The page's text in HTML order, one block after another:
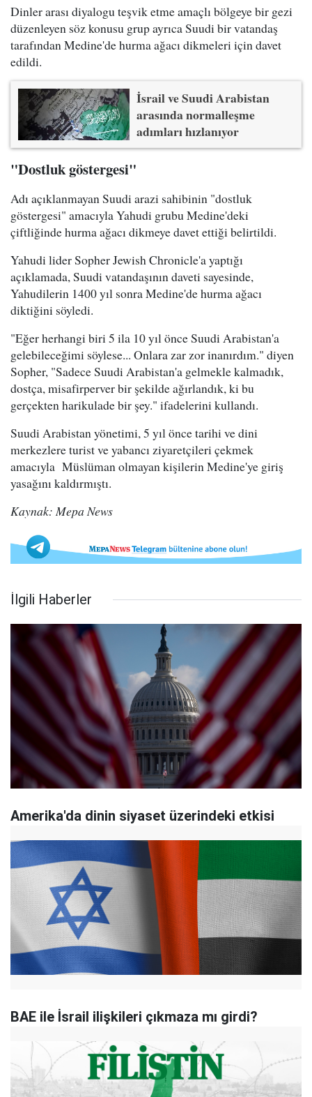
Dinler arası diyalogu teşvik etme amaçlı bölgeye bir gezi
düzenleyen söz konusu grup ayrıca Suudi bir vatandaş
tarafından Medine'de hurma ağacı dikmeleri için davet
edildi.
İsrail ve Suudi Arabistan
arasında normalleşme
adımları hızlanıyor
"Dostluk göstergesi"
Adı açıklanmayan Suudi arazi sahibinin "dostluk
göstergesi" amacıyla Yahudi grubu Medine'deki
çiftliğinde hurma ağacı dikmeye davet ettiği belirtildi.
Yahudi lider Sopher Jewish Chronicle'a yaptığı
açıklamada, Suudi vatandaşının daveti sayesinde,
Yahudilerin 1400 yıl sonra Medine'de hurma ağacı
diktiğini söyledi.
"Eğer herhangi biri 5 ila 10 yıl önce Suudi Arabistan'a
gelebileceğimi söylese... Onlara zar zor inanırdım." diyen
Sopher, "Sadece Suudi Arabistan'a gelmekle kalmadık,
dostça, misafirperver bir şekilde ağırlandık, ki bu
gerçekten harikulade bir şey." ifadelerini kullandı.
Suudi Arabistan yönetimi, 5 yıl önce tarihi ve dini
merkezlere turist ve yabancı ziyaretçileri çekmek
amacıyla Müslüman olmayan kişilerin Medine'ye giriş
yasağını kaldırmıştı.
Kaynak: Mepa News
İlgili Haberler
Amerika'da dinin siyaset üzerindeki etkisi
BAE ile İsrail ilişkileri çıkmaza mı girdi?